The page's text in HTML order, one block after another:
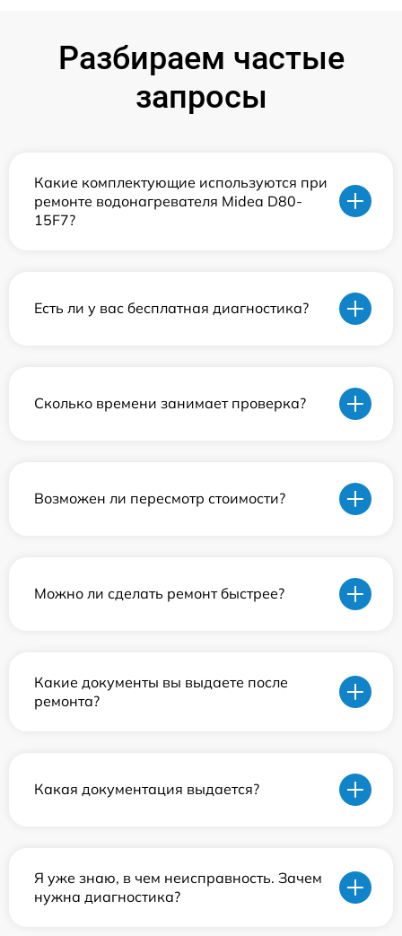
Разбираем частые
запросы
Какие комплектующие используются при
ремонте водонагревателя Midea D80-
15F7?
Есть ли у вас бесплатная диагностика?
Сколько времени занимает проверка?
Возможен ли пересмотр стоимости?
Можно ли сделать ремонт быстрее?
Какие документы вы выдаете после
ремонта?
Какая документация выдается?
Я уже знаю, в чем неисправность. Зачем
нужна диагностика?